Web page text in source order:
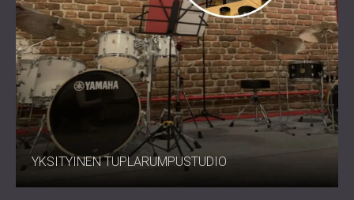
YKSITYINEN TUPLARUMPUSTUDIO